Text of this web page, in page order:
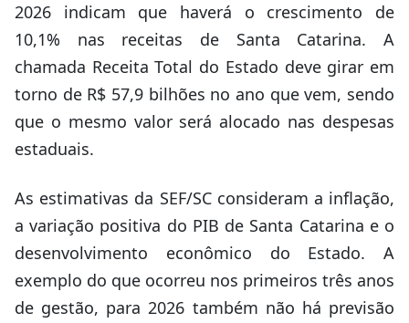
2026 indicam que haverá o crescimento de
10,1% nas receitas de Santa Catarina. A
chamada Receita Total do Estado deve girar em
torno de R$ 57,9 bilhões no ano que vem, sendo
que o mesmo valor será alocado nas despesas
estaduais.
As estimativas da SEF/SC consideram a inflação,
a variação positiva do PIB de Santa Catarina e o
desenvolvimento econômico do Estado. A
exemplo do que ocorreu nos primeiros três anos
de gestão, para 2026 também não há previsão